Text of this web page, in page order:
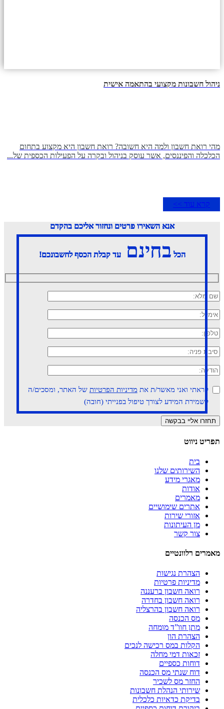
ניהול חשבונות מקצועי בהתאמה אישית
מהי רואת חשבון ולמה היא חשובה? רואת חשבון היא מקצוע בתחום
הכלכלה והפיננסים, אשר עוסק בניהול ובקרה על הפעילות הכספית של...
קרא עוד >>
אנא השאירו פרטים ונחזור אליכם בהקדם
הכל בחינםעד קבלת הכסף לחשבונכם!
קראתי ואני מאשר/ת את מדיניות הפרטיות של האתר, ומסכים/ה
לשמירת המידע לצורך טיפול בפנייתי (חובה)
תפריט ניווט
בית
השירותים שלנו
מאגרי מידע
אודות
מאמרים
אתרים שימושיים
אזורי שירות
מן העיתונות
צור קשר
מאמרים רלוונטיים
הצהרת נגישות
מדיניות פרטיות
רואה חשבון ברעננה
רואה חשבון בחדרה
רואה חשבון בהרצליה
מס הכנסה
מתן חוו”ד מומחה
הצהרת הון
הקלות במס רכישה לנכים
זכאות דמי מחלה
דוחות כספיים
דוח שנתי מס הכנסה
החזר מס לשכיר
שירותי הנהלת חשבונות
בדיקת כדאיות כלכלית